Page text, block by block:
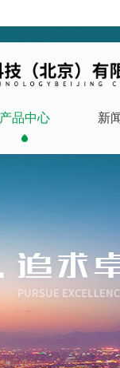
产品中心 新